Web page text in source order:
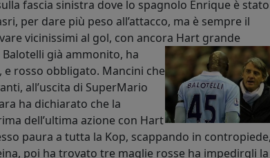
fascia sinistra dove lo spagnolo Enrique è
per dare più peso all’attacco, ma è sempre il
vicinissimi al gol, con ancora Hart grande
già ammonito, ha
rosso obbligato. Mancini che
all’uscita di SuperMario
ha dichiarato che la
dell’ultima azione con Hart
paura a tutta la Kop, scappando in
poi ha trovato tre maglie rosse ha impedirgli la